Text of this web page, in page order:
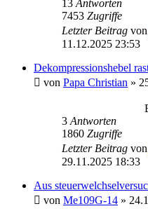
13 Antworten
7453 Zugriffe
Letzter Beitrag von
11.12.2025 23:53
Dekompressionshebel
von Papa Christian »
3 Antworten
1860 Zugriffe
Letzter Beitrag von
29.11.2025 18:33
Aus
von Me109G-14 »